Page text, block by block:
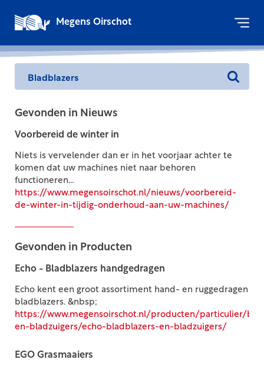
Megens Oirschot
Gevonden in Nieuws
Voorbereid de winter in
Niets is vervelender dan er in het voorjaar achter te
komen dat uw machines niet naar behoren
functioneren...
https://www.megensoirschot.nl/nieuws/voorbereid-
de-winter-in-tijdig-onderhoud-aan-uw-machines/
Gevonden in Producten
Echo - Bladblazers handgedragen
Echo kent een groot assortiment hand- en ruggedragen
bladblazers. &nbsp;
https://www.megensoirschot.nl/producten/particulier/
en-bladzuigers/echo-bladblazers-en-bladzuigers/
EGO Grasmaaiers